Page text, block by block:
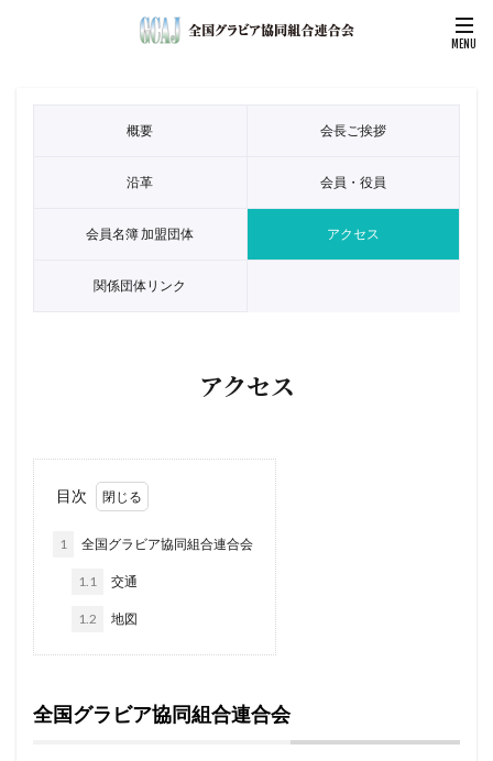
概要 会長ご挨拶
沿革 会員・役員
会員名簿 加盟団体 アクセス
関係団体リンク
アクセス
目次
1 全国グラビア協同組合連合会
1.1 交通
1.2 地図
全国グラビア協同組合連合会